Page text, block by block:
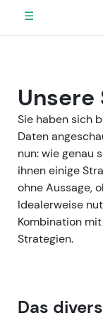
☰
Sie haben sich
Daten
nun: wie genau
ihnen einige
ohne Aussage,
Idealerweise
Kombination
Strategien.
Das